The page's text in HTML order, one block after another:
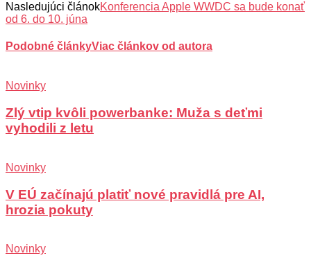
Nasledujúci článokKonferencia Apple WWDC sa bude konať
od 6. do 10. júna
Podobné článkyViac článkov od autora
Novinky
Zlý vtip kvôli powerbanke: Muža s deťmi
vyhodili z letu
Novinky
V EÚ začínajú platiť nové pravidlá pre AI,
hrozia pokuty
Novinky